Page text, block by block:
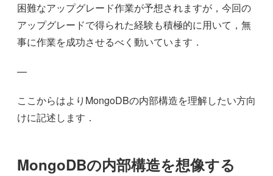
困難なアップグレード作業が予想されますが，今回の
アップグレードで得られた経験も積極的に用いて，無
事に作業を成功させるべく動いています．
—
ここからはよりMongoDBの内部構造を理解したい方向
けに記述します．
MongoDBの内部構造を想像する